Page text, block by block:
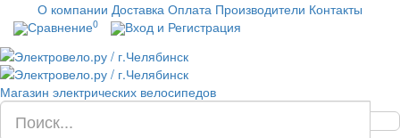
О компании Доставка Оплата Производители Контакты
Сравнение0 Вход и Регистрация
Магазин электрических велосипедов